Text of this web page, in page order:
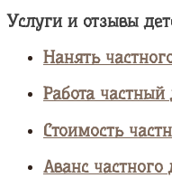
Услуги и отзывы
Нанять
Работа частный
Стоимость
Аванс частного